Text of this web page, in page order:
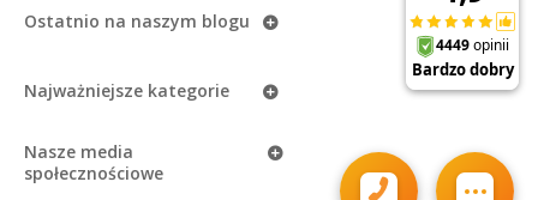
Ostatnio na naszym blogu
Najważniejsze kategorie
Nasze media
społecznościowe